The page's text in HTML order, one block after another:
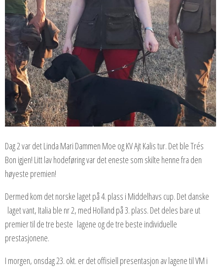
Dag 2 var det Linda Mari Dammen Moe og KV Ajt Kalis tur. Det ble Trés
Bon igjen! Litt lav hodeføring var det eneste som skilte henne fra den
høyeste premien!
Dermed kom det norske laget på 4. plass i Middelhavs cup. Det danske
laget vant, Italia ble nr 2, med Holland på 3. plass. Det deles bare ut
premier til de tre beste lagene og de tre beste individuelle
prestasjonene.
I morgen, onsdag 23. okt. er det offisiell presentasjon av lagene til VM i